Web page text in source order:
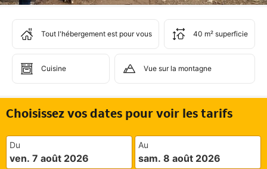
Tout l'hébergement est pour vous 40 m² superficie
Cuisine Vue sur la montagne
Choisissez vos dates pour voir les tarifs
Du
ven. 7 août 2026
Au
sam. 8 août 2026